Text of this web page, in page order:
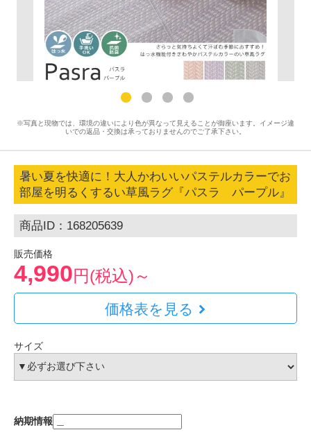
※写真と現物では、環境の違いにより色が異なって見えることが御座います。イメージ違
いでの返品・交換は承っておりませんのでご了承下さい。
暑い夏を快適に！大人かわいいパステルカラーでお
部屋を明るくするい草風ラグ『パスラ パープル』
商品ID：168205639
販売価格
4,990円(税込)～
価格表を見る
サイズ
納期情報